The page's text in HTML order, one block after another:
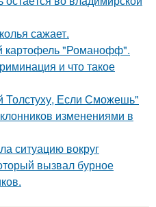
сажает.
картофель "Романофф".
и что такое
Толстуху, Если Сможешь"
изменениями в
ситуацию вокруг
вызвал бурное